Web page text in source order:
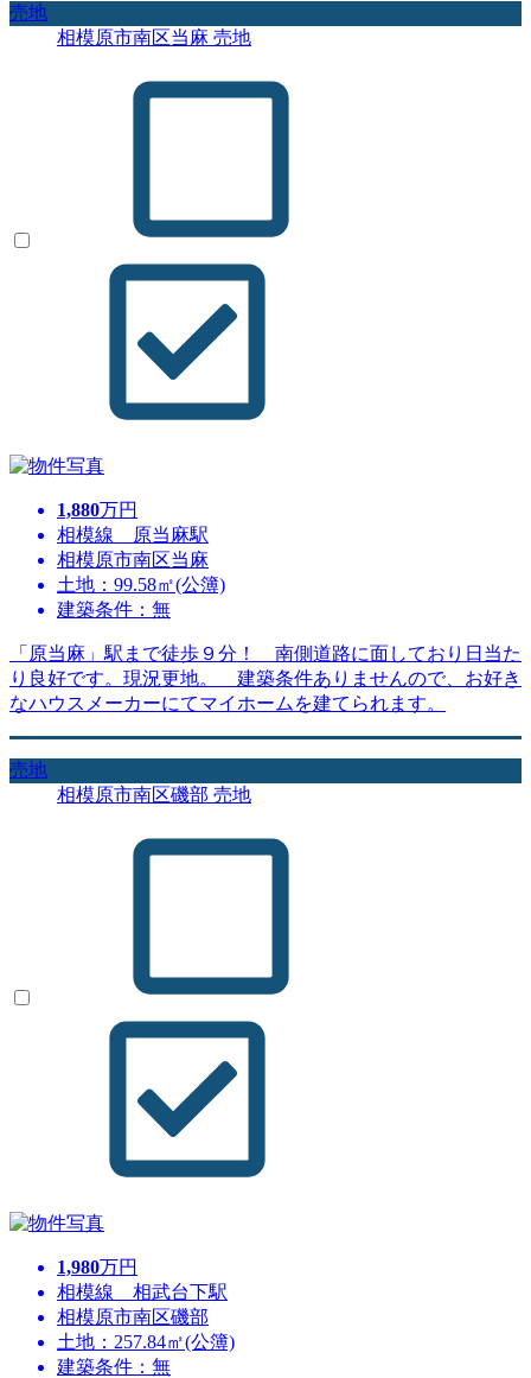
売地
相模原市南区当麻 売地
1,880万円
相模線 原当麻駅
相模原市南区当麻
土地：99.58㎡(公簿)
建築条件：無
「原当麻」駅まで徒歩９分！ 南側道路に面しており日当た
り良好です。現況更地。 建築条件ありませんので、お好き
なハウスメーカーにてマイホームを建てられます。
売地
相模原市南区磯部 売地
1,980万円
相模線 相武台下駅
相模原市南区磯部
土地：257.84㎡(公簿)
建築条件：無